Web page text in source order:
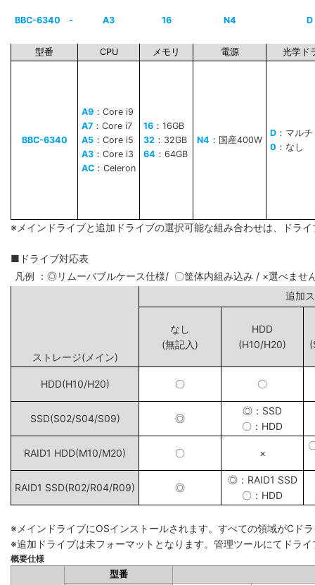
BBC-6340 - A3 16 N4 D
型番 CPU メモリ 電源 光学ド
BBC-6340
A9 ：Core i9
A7 ：Core i7
A5 ：Core i5
A3 ：Core i3
AC ：Celeron
16 ：16GB
32 ：32GB
64 ：64GB
N4 ：国産400W
D ：マル
0 ：なし
※メインドライブと追加ドライブの選択可能な組み合わせは、ドラ
■ドライブ対応表
凡例 ：◎リムーバブルケース仕様/ 〇筐体内組み込み / ×選べませ
ストレージ(メイン)
追
なし
(無記入)
HDD
(H10/H20)
HDD(H10/H20) 〇 〇
SSD(S02/S04/S09) ◎
◎：SSD
〇：HDD
RAID1 HDD(M10/M20) 〇 ×
RAID1 SSD(R02/R04/R09) ◎
◎：RAID1 SSD
〇：HDD
※メインドライブにOSインストールされます。すべての領域がCド
※追加ドライブは未フォーマットとなります。管理ツールにてドラ
概要仕様
型番